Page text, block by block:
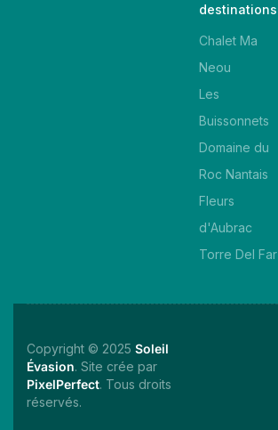
destinations
Chalet Ma
Neou
Les
Buissonnets
Domaine du
Roc Nantais
Fleurs
d'Aubrac
Torre Del Far
Copyright © 2025 Soleil
Évasion. Site crée par
PixelPerfect. Tous droits
réservés.